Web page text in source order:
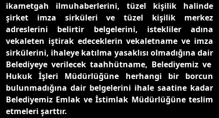
ikametgah ilmuhaberlerini, tüzel kişilik halinde
şirket imza sirküleri ve tüzel kişilik merkez
adreslerini belirtir belgelerini, istekliler adına
vekaleten iştirak edeceklerin vekaletname ve imza
sirkülerini, ihaleye katılma yasaklısı olmadığına dair
Belediyeye verilecek taahhütname, Belediyemiz ve
Hukuk İşleri Müdürlüğüne herhangi bir borcun
bulunmadığına dair belgelerini ihale saatine kadar
Belediyemiz Emlak ve İstimlak Müdürlüğüne teslim
etmeleri şarttır.